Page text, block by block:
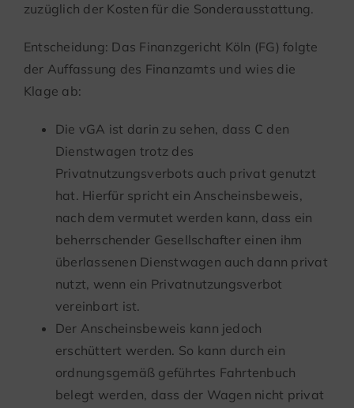
zuzüglich der Kosten für die Sonderausstattung.
Entscheidung: Das Finanzgericht Köln (FG) folgte
der Auffassung des Finanzamts und wies die
Klage ab:
Die vGA ist darin zu sehen, dass C den
Dienstwagen trotz des
Privatnutzungsverbots auch privat genutzt
hat. Hierfür spricht ein Anscheinsbeweis,
nach dem vermutet werden kann, dass ein
beherrschender Gesellschafter einen ihm
überlassenen Dienstwagen auch dann privat
nutzt, wenn ein Privatnutzungsverbot
vereinbart ist.
Der Anscheinsbeweis kann jedoch
erschüttert werden. So kann durch ein
ordnungsgemäß geführtes Fahrtenbuch
belegt werden, dass der Wagen nicht privat